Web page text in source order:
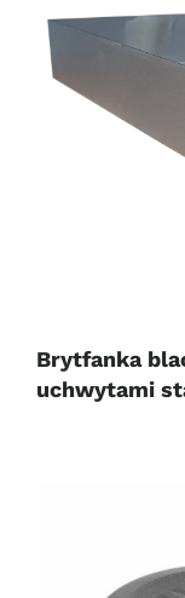
Brytfanka
uchwytami